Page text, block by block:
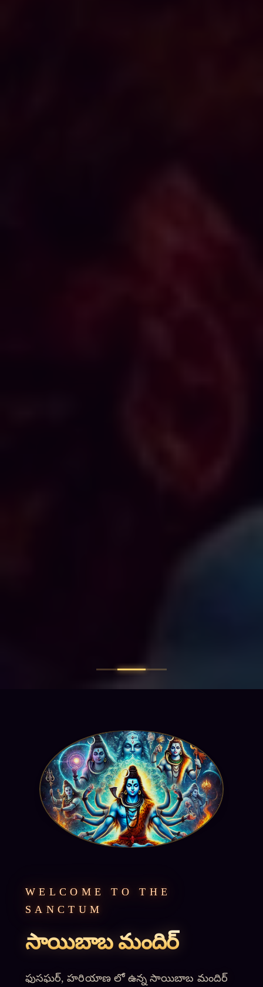
WELCOME TO THE
SANCTUM
సాయిబాబ మందిర్
ఫుసఘర్, హరియాణ లో ఉన్న సాయిబాబ మందిర్